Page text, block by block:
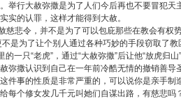
举行大赦弥撒是为了人们今后再也不要冒犯天
实的认罪，这样才能得到大赦。
悲令，并不是为了可以包庇那些在教会有权
是为了让个别人通过各种巧妙的手段窃取了
的一只“老虎”，通过“大赦弥撒”后让他“放虎归
弥撒认识到自己在一年前冷酷无情的撤销善导
件事的性质是非常严重的，可以说你是亲手制
每个修女发几千元叫她们自谋出路，有慈悲吗